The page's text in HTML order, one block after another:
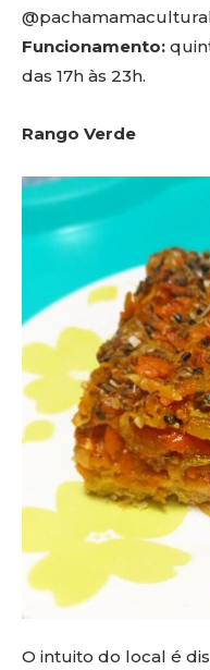
Funcionamento:
das 17h às 23h.
Rango Verde
O intuito do local é